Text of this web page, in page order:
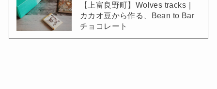
【上富良野町】Wolves tracks｜
カカオ豆から作る、Bean to Bar
チョコレート